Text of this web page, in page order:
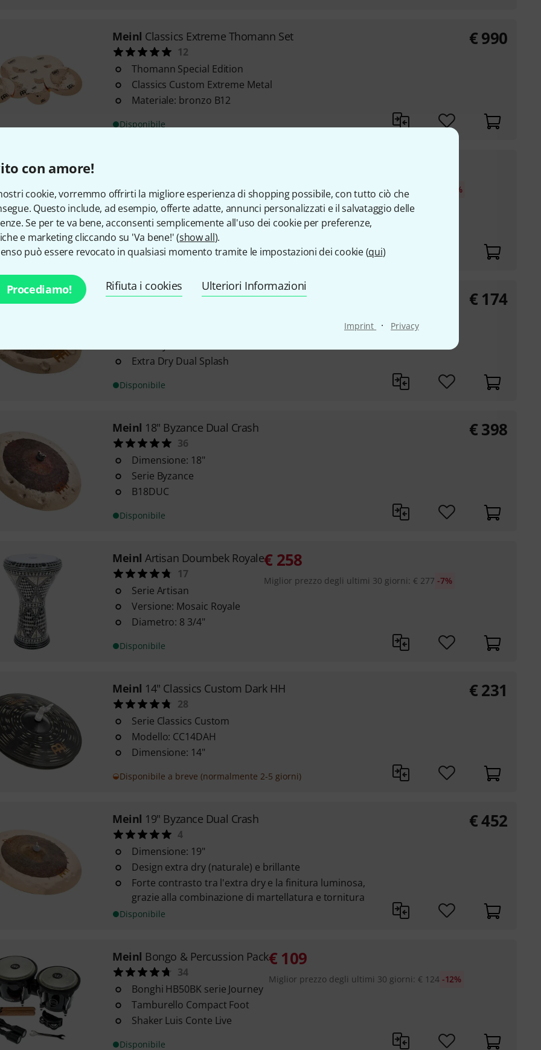
con amore!
cookie, vorremmo offrirti la migliore esperienza di shopping possibile, con tutto ciò che
Questo include, ad esempio, offerte adatte, annunci personalizzati e il salvataggio delle
Se per te va bene, acconsenti semplicemente all'uso dei cookie per preferenze,
e marketing cliccando su 'Va bene!' (show all).
può essere revocato in qualsiasi momento tramite le impostazioni dei cookie (qui)
Procediamo! Rifiuta i cookies Ulteriori Informazioni
Imprint · Privacy
Meinl Classics Extreme Thomann Set
12
Thomann Special Edition
Classics Custom Extreme Metal
Materiale: bronzo B12
Disponibile
€990
Dimensione: 18"
Finitura lucida
Materiale: bronzo B12
Disponibile
Miglior prezzo degli ultimi 30 giorni -8%
Meinl10" Byzance Dual Splash
Extra Dry Dual Splash
Disponibile
€ 174
Meinl 18" Byzance Dual Crash
36
Dimensione: 18"
Serie Byzance
B18DUC
Disponibile
€398
Meinl Artisan Doumbek Royale
17
Serie Artisan
Versione: Mosaic Royale
Diametro: 8 3/4"
Disponibile
€ 258
Miglior prezzo degli ultimi 30 giorni: € 277 -7%
Meinl 14" Classics Custom Dark HH
28
Serie Classics Custom
Modello: CC14DAH
Dimensione: 14"
Disponibile a breve (normalmente 2-5 giorni)
€231
Meinl 19" Byzance Dual Crash
4
Dimensione: 19"
Design extra dry (naturale) e brillante
Forte contrasto tra l'extra dry e la finitura luminosa,
grazie alla combinazione di martellatura e tornitura
Disponibile
€452
Meinl Bongo & Percussion Pack
34
Bonghi HB50BK serie Journey
Tamburello Compact Foot
Shaker Luis Conte Live
Disponibile
€ 109
Miglior prezzo degli ultimi 30 giorni: € 124 -12%